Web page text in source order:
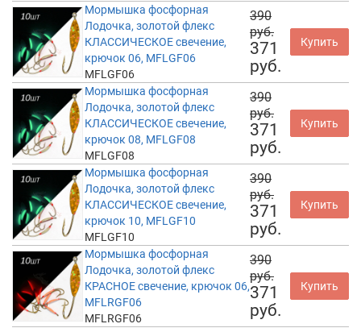
Мормышка фосфорная
Лодочка, золотой флекс
КЛАССИЧЕСКОЕ свечение,
крючок 06, MFLGF06
MFLGF06
390
руб.
371
руб.
Купить
Мормышка фосфорная
Лодочка, золотой флекс
КЛАССИЧЕСКОЕ свечение,
крючок 08, MFLGF08
MFLGF08
390
руб.
371
руб.
Купить
Мормышка фосфорная
Лодочка, золотой флекс
КЛАССИЧЕСКОЕ свечение,
крючок 10, MFLGF10
MFLGF10
390
руб.
371
руб.
Купить
Мормышка фосфорная
Лодочка, золотой флекс
КРАСНОЕ свечение, крючок 06,
MFLRGF06
MFLRGF06
390
руб.
371
руб.
Купить